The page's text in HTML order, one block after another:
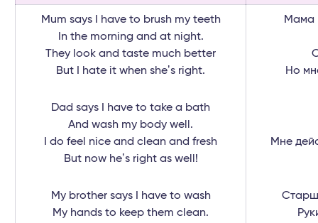
Mum says I have to brush my teeth
In the morning and at night.
They look and taste much better
But I hate it when sheʼs right.
Dad says I have to take a bath
And wash my body well.
I do feel nice and clean and fresh
But now heʼs right as well!
My brother says I have to wash
My hands to keep them clean.
Мама
Но
Мне